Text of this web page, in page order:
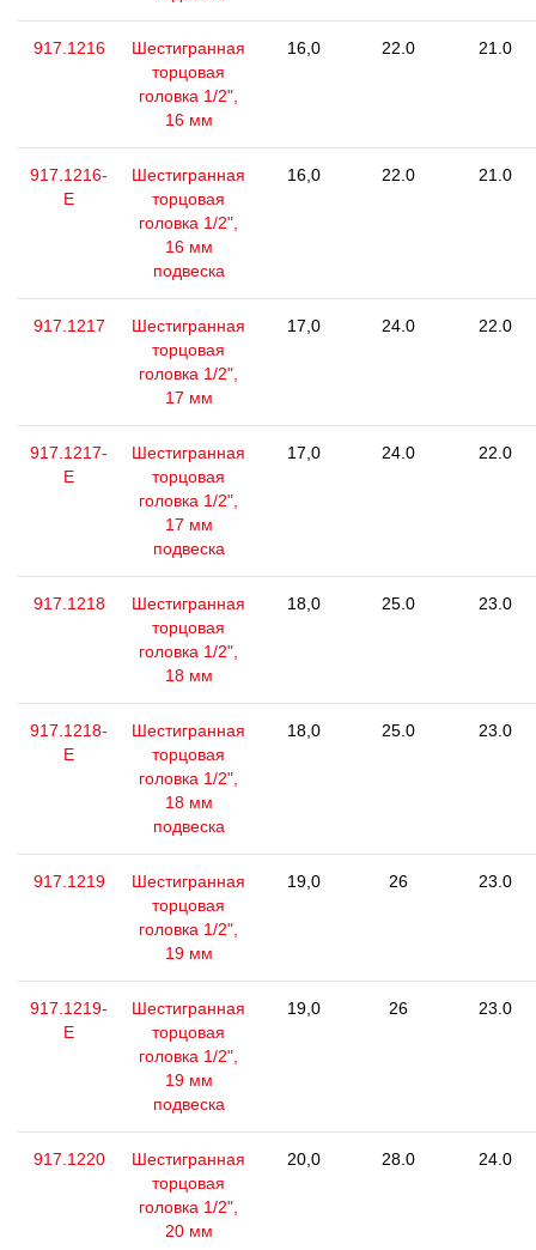
917.1216
Шестигранная
торцовая
головка 1/2",
16 мм
16,0 22.0 21.0
917.1216-
E
Шестигранная
торцовая
головка 1/2",
16 мм
подвеска
16,0 22.0 21.0
917.1217
Шестигранная
торцовая
головка 1/2",
17 мм
17,0 24.0 22.0
917.1217-
E
Шестигранная
торцовая
головка 1/2",
17 мм
подвеска
17,0 24.0 22.0
917.1218
Шестигранная
торцовая
головка 1/2",
18 мм
18,0 25.0 23.0
917.1218-
E
Шестигранная
торцовая
головка 1/2",
18 мм
подвеска
18,0 25.0 23.0
917.1219
Шестигранная
торцовая
головка 1/2",
19 мм
19,0 26 23.0
917.1219-
E
Шестигранная
торцовая
головка 1/2",
19 мм
подвеска
19,0 26 23.0
917.1220
Шестигранная
торцовая
головка 1/2",
20 мм
20,0 28.0 24.0